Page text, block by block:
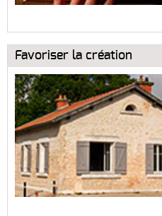
Favoriser la création